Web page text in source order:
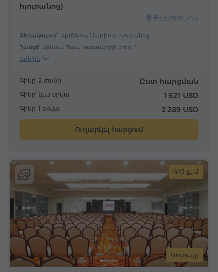
հյուրանոց)
Քարտեզի վրա
Տեղակայում՝ Արմենիա Մարիոտ հյուրանոց
Հասցե՝ Երևան, Պապ թագավորի փող., 1
Ավելին
Գինը՝ 2 ժամի Ըստ հարցման
Գինը՝ կես օրվա 1 621 USD
Գինը՝ 1 օրվա 2 289 USD
Ուղարկել հարցում
Կոտայք
410 ք. մ